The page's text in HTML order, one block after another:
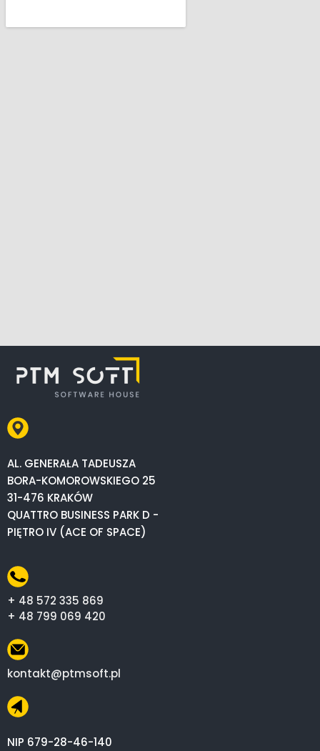
AL. GENERAŁA TADEUSZA
BORA-KOMOROWSKIEGO 25
31-476 KRAKÓW
QUATTRO BUSINESS PARK D -
PIĘTRO IV (ACE OF SPACE)
+ 48 572 335 869
+ 48 799 069 420
kontakt@ptmsoft.pl
NIP 679-28-46-140